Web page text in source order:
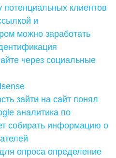
потенциальных клиентов
и
можно заработать
через социальные
зайти на сайт понял
аналитика по
собирать информацию о
опроса определение